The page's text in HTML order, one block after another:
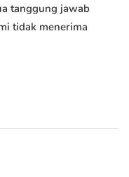
tanggung jawab
tidak menerima